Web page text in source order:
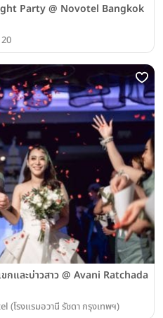
Party @ Novotel Bangkok
กและบ่าวสาว @ Avani Ratchada
โรงแรมอวานี รัชดา กรุงเทพฯ)